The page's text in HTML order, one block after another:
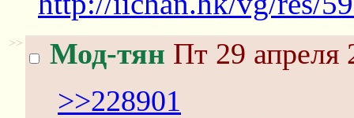
>> Мод-тян Пт 29 апреля
>>228901